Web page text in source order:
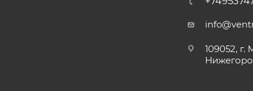
109052, г.